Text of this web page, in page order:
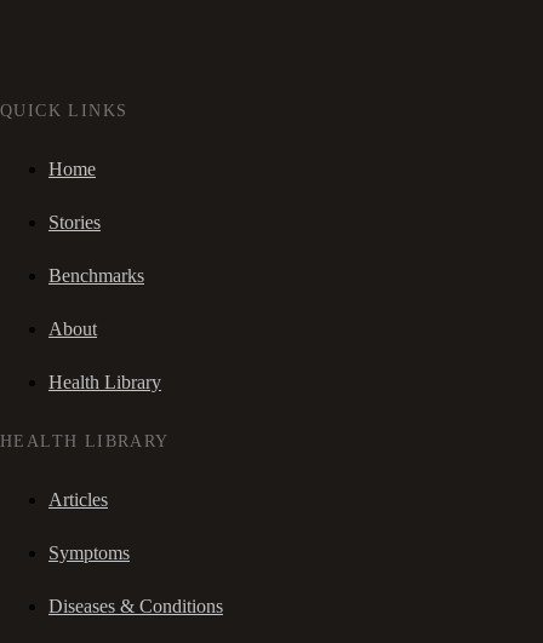
QUICK LINKS
Home
Stories
Benchmarks
About
Health Library
HEALTH LIBRARY
Articles
Symptoms
Diseases & Conditions